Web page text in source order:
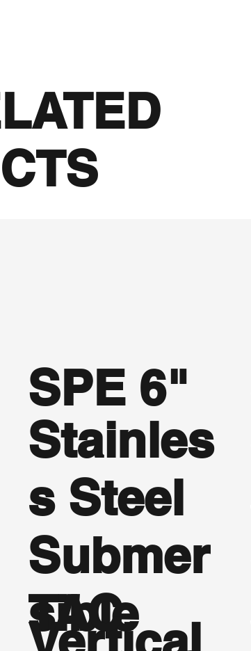
Stainles
s Steel
Submer
sible
SPE 6"
TAC